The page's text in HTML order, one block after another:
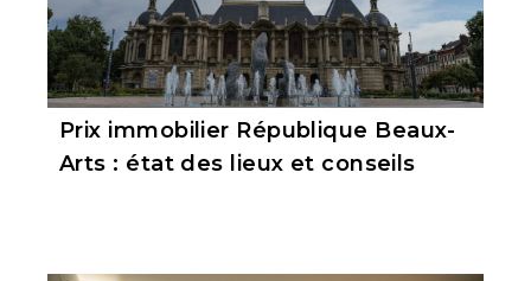
Prix immobilier République Beaux-
Arts : état des lieux et conseils